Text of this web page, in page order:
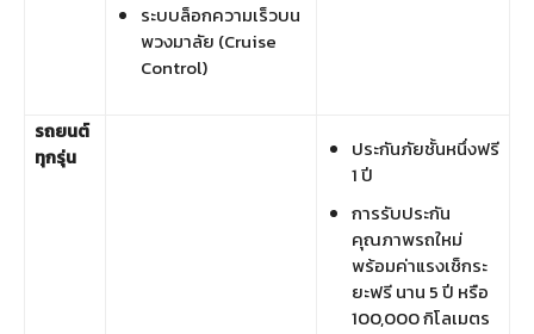
ระบบล็อกความเร็วบน
พวงมาลัย (Cruise
Control)
รถยนต์
ทุกรุ่น
ประกันภัยชั้นหนึ่งฟรี
1 ปี
การรับประกัน
คุณภาพรถใหม่
พร้อมค่าแรงเช็กระ
ยะฟรี นาน 5 ปี หรือ
100,000 กิโลเมตร